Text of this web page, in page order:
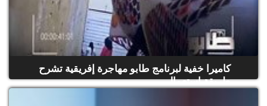
كاميرا خفية لبرنامج طابو مهاجرة إفريقية تشرح
طريقة إستعمال...